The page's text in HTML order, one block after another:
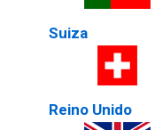
Suiza
Reino Unido